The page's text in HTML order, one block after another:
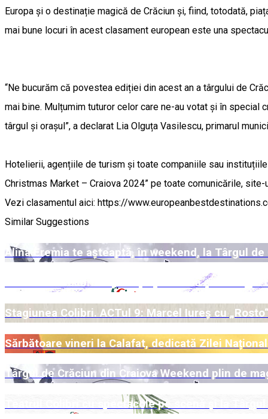
Europa și o destinație magică de Crăciun și, fiind, totodată,
mai bune locuri în acest clasament european este una
“Ne bucurăm că povestea ediției din acest an a târgului de
mai bine. Mulțumim tuturor celor care ne-au votat și în special
târgul și orașul”, a declarat Lia Olguța Vasilescu, primarul
Hotelierii, agențiile de turism și toate companiile sau
Christmas Market – Craiova 2024” pe toate comunicările,
Vezi clasamentul aici: https://
Similar Suggestions
Alina Eremia te așteaptă, în weekend, la Târgul de
Week-end Colibri cu povești pe scenă și la Târgul
Stagiunea Colibri. ACTul 9: Marcel Iureș cu
Sărbătoare vineri la Calafat, dedicată Zilei
Târgul de Crăciun din Craiova Weekend plin de
Teatrul Colibri cu spectacole pe scenă și la Târgul